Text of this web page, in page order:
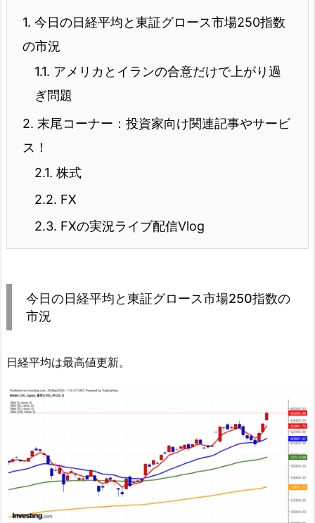
1. 今日の日経平均と東証グロース市場250指数
の市況
1.1. アメリカとイランの合意だけで上がり過
ぎ問題
2. 末尾コーナー：投資家向け関連記事やサービ
ス！
2.1. 株式
2.2. FX
2.3. FXの実況ライブ配信Vlog
今日の日経平均と東証グロース市場250指数の
市況
日経平均は最高値更新。